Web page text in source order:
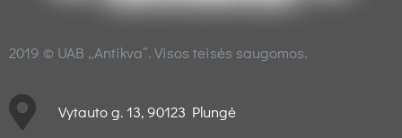
2019 © UAB „Antikva“. Visos teisės saugomos.
Vytauto g. 13, 90123 Plungė